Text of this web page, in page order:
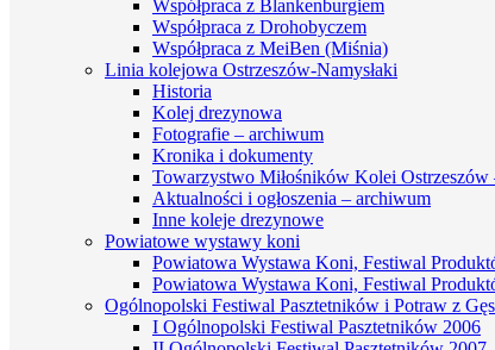
Współpraca z Blankenburgiem
Współpraca z Drohobyczem
Współpraca z MeiBen (Miśnia)
Linia kolejowa Ostrzeszów-Namysłaki
Historia
Kolej drezynowa
Fotografie – archiwum
Kronika i dokumenty
Towarzystwo Miłośników Kolei Ostrzeszów
Aktualności i ogłoszenia – archiwum
Inne koleje drezynowe
Powiatowe wystawy koni
Powiatowa Wystawa Koni, Festiwal
Powiatowa Wystawa Koni, Festiwal
Ogólnopolski Festiwal Pasztetników i Potraw z
I Ogólnopolski Festiwal Pasztetników 2006